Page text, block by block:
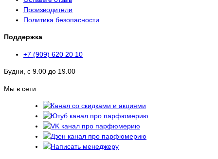
Производители
Политика безопасности
Поддержка
+7 (909) 620 20 10
Будни, с 9.00 до 19.00
Мы в сети